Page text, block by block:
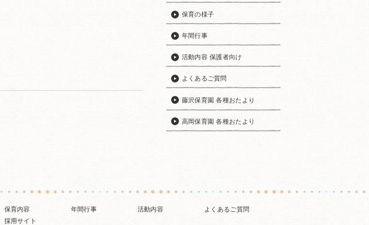
保育の様子
年間行事
活動内容 保護者向け
よくあるご質問
藤沢保育園 各種おたより
高岡保育園 各種おたより
保育内容 年間行事 活動内容
よくあるご質問
採用サイト